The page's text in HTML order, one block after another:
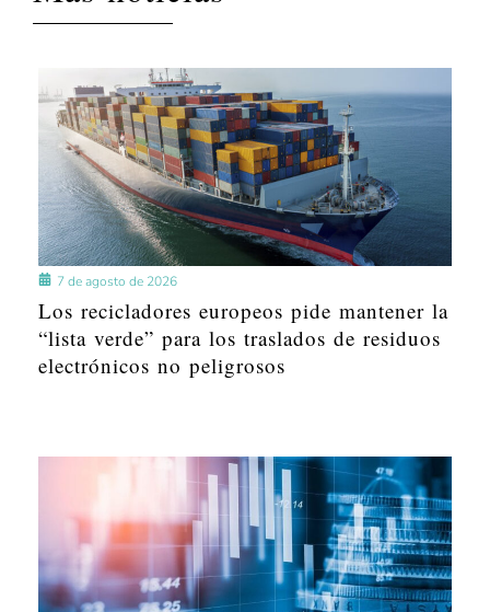
7 de agosto de 2026
Los recicladores europeos pide mantener la
“lista verde” para los traslados de residuos
electrónicos no peligrosos